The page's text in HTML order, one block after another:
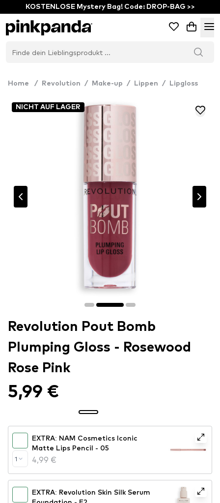
KOSTENLOSE Mystery Bag! Code: DROP-BAG >>
Home / Revolution / Make-up / Lippen / Lipgloss
NICHT AUF LAGER
Revolution Pout Bomb
Plumping Gloss - Rosewood
Rose Pink
5,99 €
1
EXTRA: NAM Cosmetics Iconic
Matte Lips Pencil - 05
4,99 €
EXTRA: Revolution Skin Silk Serum